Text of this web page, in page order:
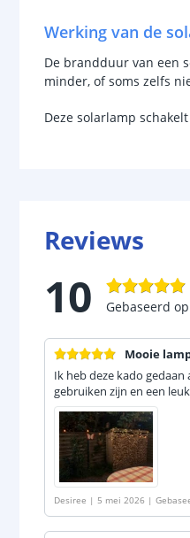
Werking van de
De brandduur van een
minder, of soms zelfs
Deze solarlamp
Reviews
10 Gebaseerd op
Mooie
Ik heb deze kado
gebruiken zijn en een
Desiree | 5 mei 2026 |
mp in 1 | Set van 8 stuks'